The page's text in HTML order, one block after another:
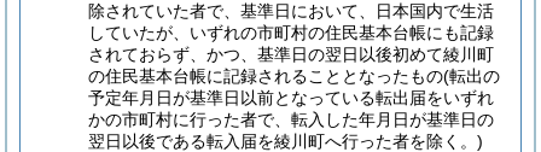
除されていた者で、基準日において、日本国内で生活
していたが、いずれの市町村の住民基本台帳にも記録
されておらず、かつ、基準日の翌日以後初めて綾川町
の住民基本台帳に記録されることとなったもの(転出の
予定年月日が基準日以前となっている転出届をいずれ
かの市町村に行った者で、転入した年月日が基準日の
翌日以後である転入届を綾川町へ行った者を除く。)